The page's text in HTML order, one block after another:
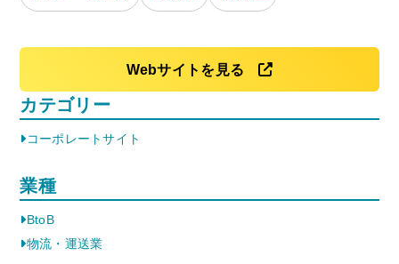
Webサイトを見る
カテゴリー
コーポレートサイト
業種
BtoB
物流・運送業